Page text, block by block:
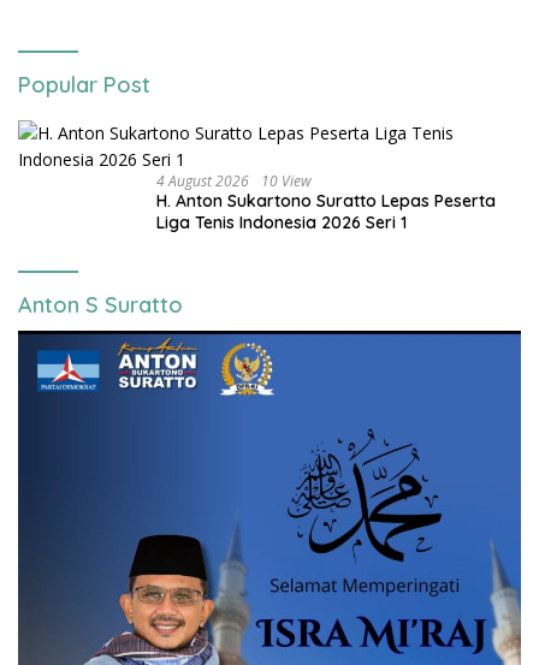
Popular Post
4 August 2026 10 View
H. Anton Sukartono Suratto Lepas Peserta
Liga Tenis Indonesia 2026 Seri 1
Anton S Suratto